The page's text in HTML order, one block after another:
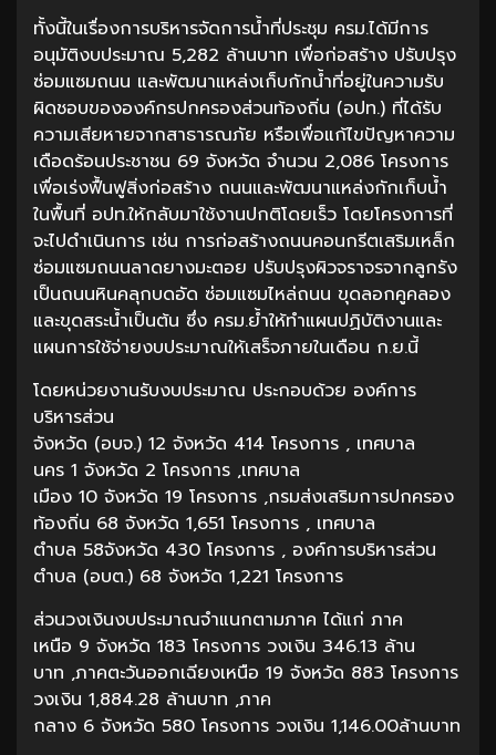
ทั้งนี้ในเรื่องการบริหารจัดการน้ำที่ประชุม ครม.ได้มีการ
อนุมัติงบประมาณ 5,282 ล้านบาท เพื่อก่อสร้าง ปรับปรุง
ซ่อมแซมถนน และพัฒนาแหล่งเก็บกักน้ำที่อยู่ในความรับ
ผิดชอบขององค์กรปกครองส่วนท้องถิ่น (อปท.) ที่ได้รับ
ความเสียหายจากสาธารณภัย หรือเพื่อแก้ไขปัญหาความ
เดือดร้อนประชาชน 69 จังหวัด จำนวน 2,086 โครงการ
เพื่อเร่งฟื้นฟูสิ่งก่อสร้าง ถนนและพัฒนาแหล่งกักเก็บน้ำ
ในพื้นที่ อปท.ให้กลับมาใช้งานปกติโดยเร็ว โดยโครงการที่
จะไปดำเนินการ เช่น การก่อสร้างถนนคอนกรีตเสริมเหล็ก
ซ่อมแซมถนนลาดยางมะตอย ปรับปรุงผิวจราจรจากลูกรัง
เป็นถนนหินคลุกบดอัด ซ่อมแซมไหล่ถนน ขุดลอกคูคลอง
และขุดสระน้ำเป็นต้น ซึ่ง ครม.ย้ำให้ทำแผนปฏิบัติงานและ
แผนการใช้จ่ายงบประมาณให้เสร็จภายในเดือน ก.ย.นี้
โดยหน่วยงานรับงบประมาณ ประกอบด้วย องค์การ
บริหารส่วน
จังหวัด (อบจ.) 12 จังหวัด 414 โครงการ , เทศบาล
นคร 1 จังหวัด 2 โครงการ ,เทศบาล
เมือง 10 จังหวัด 19 โครงการ ,กรมส่งเสริมการปกครอง
ท้องถิ่น 68 จังหวัด 1,651 โครงการ , เทศบาล
ตำบล 58จังหวัด 430 โครงการ , องค์การบริหารส่วน
ตำบล (อบต.) 68 จังหวัด 1,221 โครงการ
ส่วนวงเงินงบประมาณจำแนกตามภาค ได้แก่ ภาค
เหนือ 9 จังหวัด 183 โครงการ วงเงิน 346.13 ล้าน
บาท ,ภาคตะวันออกเฉียงเหนือ 19 จังหวัด 883 โครงการ
วงเงิน 1,884.28 ล้านบาท ,ภาค
กลาง 6 จังหวัด 580 โครงการ วงเงิน 1,146.00ล้านบาท